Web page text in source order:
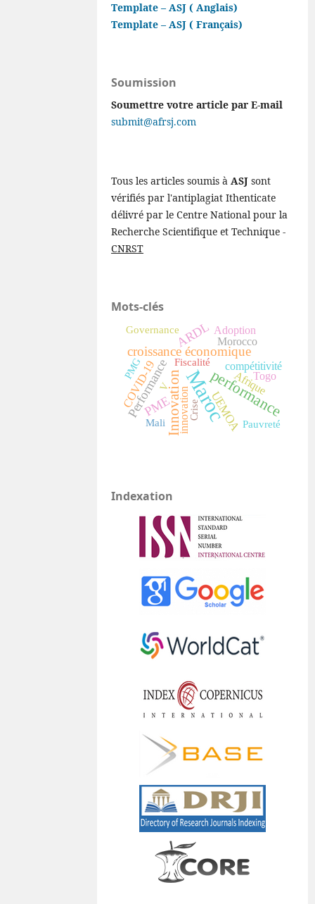
Template – ASJ ( Anglais)
Template – ASJ ( Français)
Soumission
Soumettre votre article par E-mail
submit@afrsj.com
Tous les articles soumis àASJ sont
vérifiés par l'antiplagiat Ithenticate
délivré par le Centre National pour la
Recherche Scientifique et Technique -
CNRST
Mots-clés
Marocperformance
Innovation
croissance économique
Performance
ARDL
PME UEMOA
Afrique
compétitivité
COVID-19
Morocco
Adoption
innovation
Togo
Pauvreté
Fiscalité
V
Mali
Governance
PMG
Crise
Indexation